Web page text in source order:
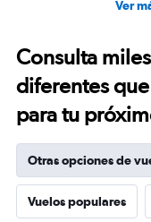
Ver
Consulta
diferentes
para tu
Otras opciones de
Vuelos populares